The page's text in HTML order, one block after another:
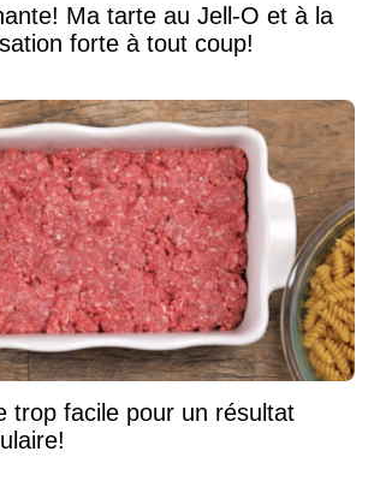
Ma tarte au Jell-O et à la
forte à tout coup!
trop facile pour un résultat